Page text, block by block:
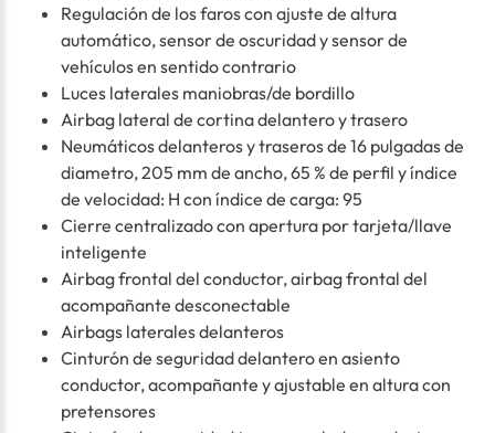
Regulación de los faros con ajuste de altura
automático, sensor de oscuridad y sensor de
vehículos en sentido contrario
Luces laterales maniobras/de bordillo
Airbag lateral de cortina delantero y trasero
Neumáticos delanteros y traseros de 16 pulgadas de
diametro, 205 mm de ancho, 65 % de perfil y índice
de velocidad: H con índice de carga: 95
Cierre centralizado con apertura por tarjeta/llave
inteligente
Airbag frontal del conductor, airbag frontal del
acompañante desconectable
Airbags laterales delanteros
Cinturón de seguridad delantero en asiento
conductor, acompañante y ajustable en altura con
pretensores